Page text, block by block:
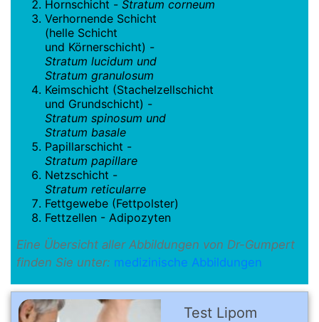
Hornschicht - Stratum corneum
Verhornende Schicht
(helle Schicht
und Körnerschicht) -
Stratum lucidum und
Stratum granulosum
Keimschicht (Stachelzellschicht
und Grundschicht) -
Stratum spinosum und
Stratum basale
Papillarschicht -
Stratum papillare
Netzschicht -
Stratum reticularre
Fettgewebe (Fettpolster)
Fettzellen - Adipozyten
Eine Übersicht aller Abbildungen von Dr-Gumpert
finden Sie unter: medizinische Abbildungen
Test Lipom